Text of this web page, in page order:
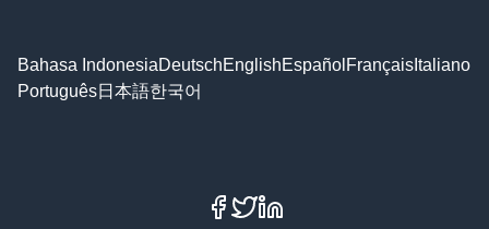
Bahasa IndonesiaDeutschEnglishEspañol Français Italiano
Português日本語한국어
Facebook
X